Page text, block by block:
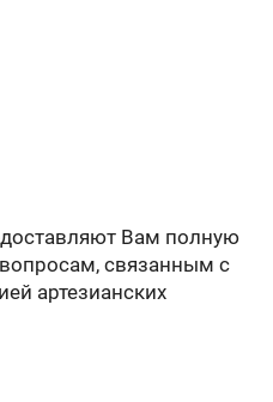
Вам полную
связанным с
артезианских